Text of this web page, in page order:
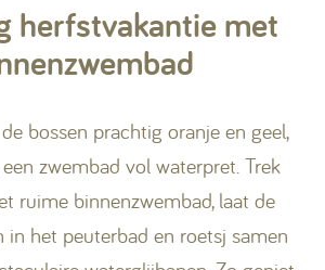
herfstvakantie met
bossen prachtig oranje en geel,
zwembad vol waterpret. Trek
ruime binnenzwembad, laat de
in het peuterbad en roetsj samen